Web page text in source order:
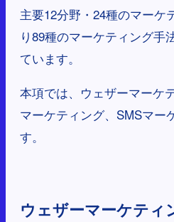
主要12分野・24種のマーケ
り89種のマーケティング手
ています。
本項では、ウェザーマーケ
マーケティング、SMSマー
す。
ウェザーマーケティ